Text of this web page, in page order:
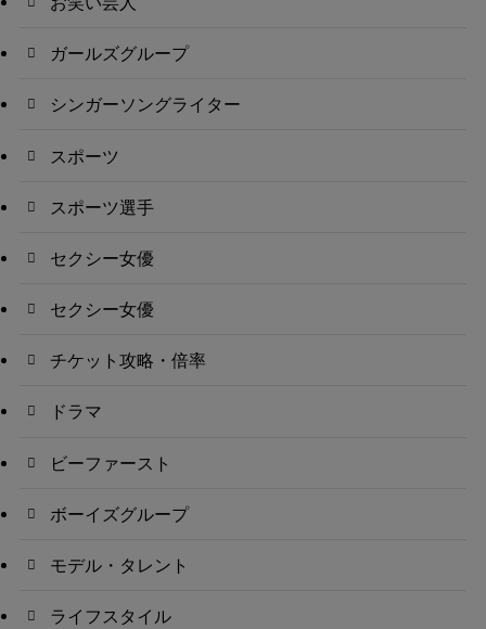
ガールズグループ
シンガーソングライター
スポーツ
スポーツ選手
セクシー女優
セクシー女優
チケット攻略・倍率
ドラマ
ビーファースト
ボーイズグループ
モデル・タレント
ライフスタイル